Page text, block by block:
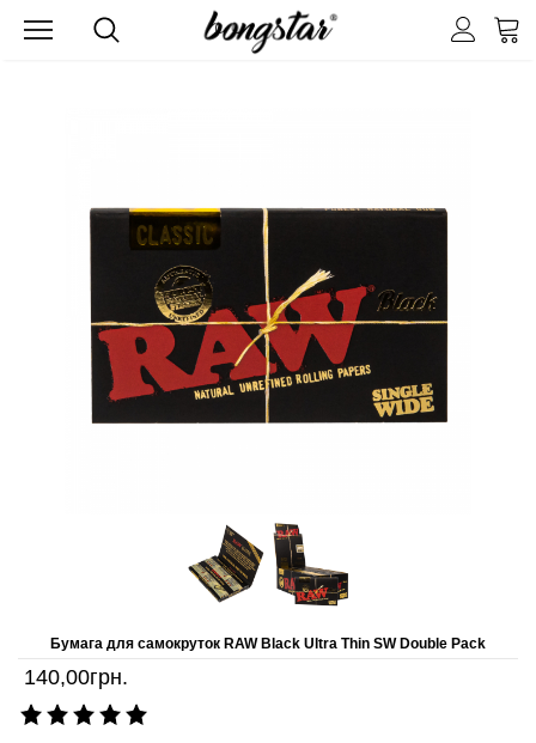
Бумага для самокруток RAW Black Ultra Thin SW Double Pack
140,00грн.